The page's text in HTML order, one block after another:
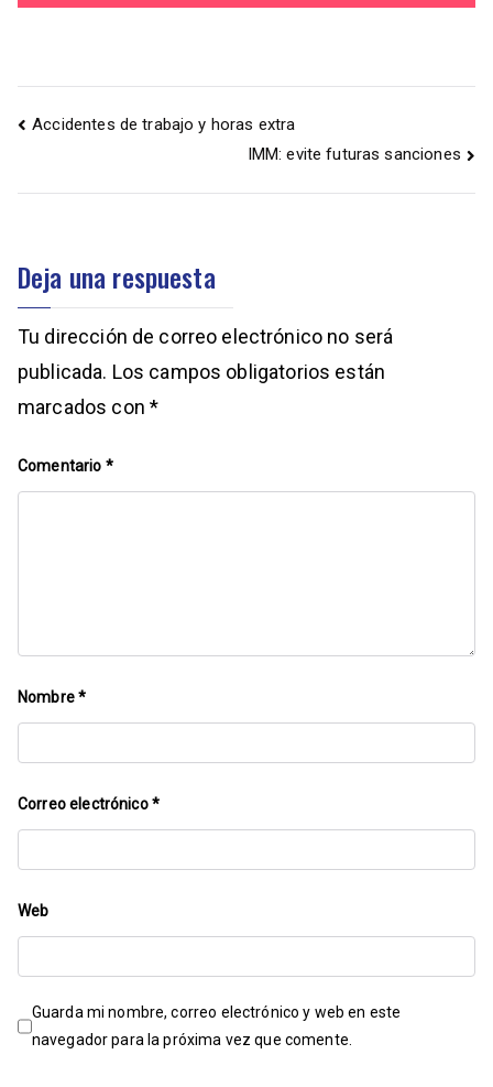
Accidentes de trabajo y horas extra
IMM: evite futuras sanciones
Deja una respuesta
Tu dirección de correo electrónico no será
publicada. Los campos obligatorios están
marcados con *
Comentario *
Nombre*
Correo electrónico*
Web
Guarda mi nombre, correo electrónico y web en este
navegador para la próxima vez que comente.